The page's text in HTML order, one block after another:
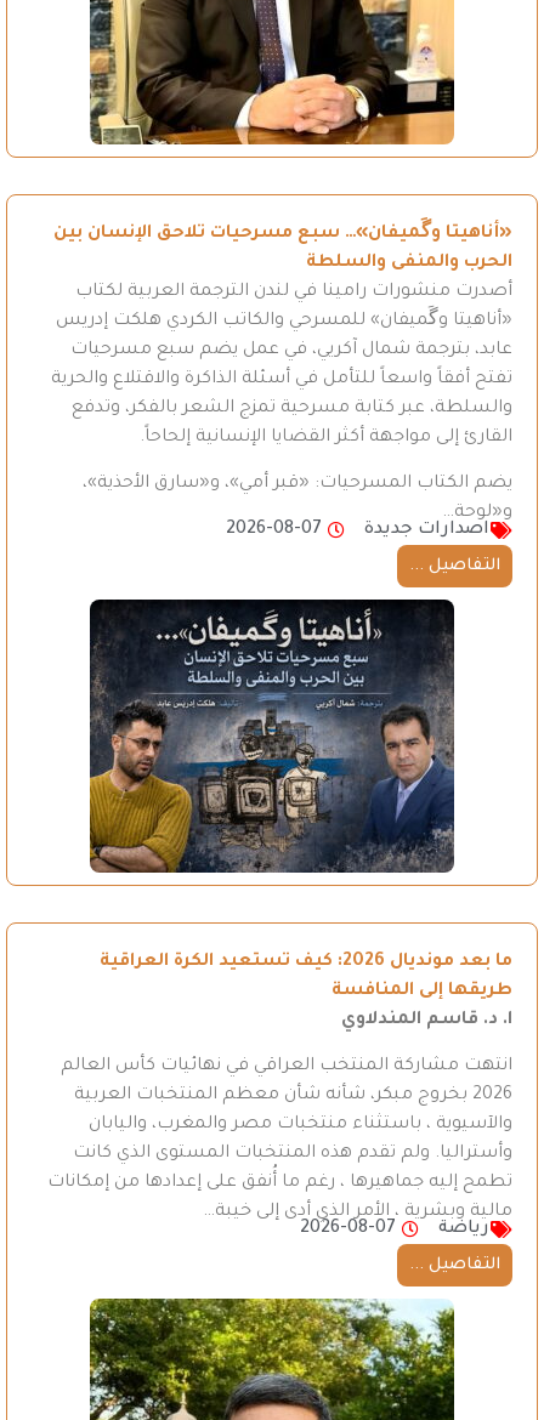
«أناهيتا وگَميفان»… سبع مسرحيات تلاحق الإنسان بين
الحرب والمنفى والسلطة
أصدرت منشورات رامينا في لندن الترجمة العربية لكتاب
«أناهيتا وگَميفان» للمسرحي والكاتب الكردي هلكت إدريس
عابد، بترجمة شمال آكريي، في عمل يضم سبع مسرحيات
تفتح أفقاً واسعاً للتأمل في أسئلة الذاكرة والاقتلاع والحرية
والسلطة، عبر كتابة مسرحية تمزج الشعر بالفكر، وتدفع
القارئ إلى مواجهة أكثر القضايا الإنسانية إلحاحاً.
يضم الكتاب المسرحيات: «قبر أمي»، و«سارق الأحذية»،
و«لوحة…
اصدارات جديدة
2026-08-07
التفاصيل ...
ما بعد مونديال 2026: كيف تستعيد الكرة العراقية
طريقها إلى المنافسة
ا. د. قاسم المندلاوي
انتهت مشاركة المنتخب العراقي في نهائيات كأس العالم
2026 بخروج مبكر، شأنه شأن معظم المنتخبات العربية
والآسيوية ، باستثناء منتخبات مصر والمغرب، واليابان
وأستراليا. ولم تقدم هذه المنتخبات المستوى الذي كانت
تطمح إليه جماهيرها ، رغم ما أُنفق على إعدادها من إمكانات
مالية وبشرية ، الأمر الذي أدى إلى خيبة…
رياضة
2026-08-07
التفاصيل ...